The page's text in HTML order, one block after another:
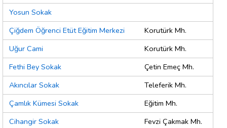
Yosun Sokak
Çiğdem Öğrenci Etüt Eğitim Merkezi
Korutürk Mh.
Uğur Cami
Korutürk Mh.
Fethi Bey Sokak
Çetin Emeç Mh.
Akıncılar Sokak
Teleferik Mh.
Çamlık Kümesi Sokak
Eğitim Mh.
Cihangir Sokak
Fevzi Çakmak Mh.